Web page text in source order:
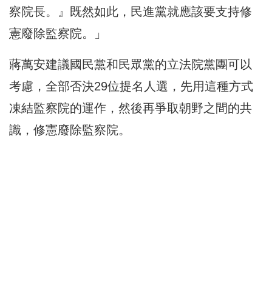
察院長。』既然如此，民進黨就應該要支持修
憲廢除監察院。」
蔣萬安建議國民黨和民眾黨的立法院黨團可以
考慮，全部否決29位提名人選，先用這種方式
凍結監察院的運作，然後再爭取朝野之間的共
識，修憲廢除監察院。